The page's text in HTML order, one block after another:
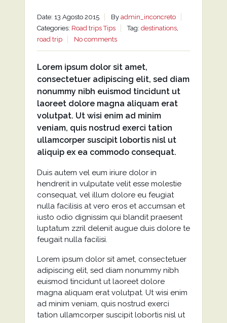
Date: 13 Agosto 2015 By admin_inconcreto
Categories: Road trips Tips Tag: destinations,
road trip
No comments
Lorem ipsum dolor sit amet,
consectetuer adipiscing elit, sed diam
nonummy nibh euismod tincidunt ut
laoreet dolore magna aliquam erat
volutpat. Ut wisi enim ad minim
veniam, quis nostrud exerci tation
ullamcorper suscipit lobortis nisl ut
aliquip ex ea commodo consequat.
Duis autem vel eum iriure dolor in
hendrerit in vulputate velit esse molestie
consequat, vel illum dolore eu feugiat
nulla facilisis at vero eros et accumsan et
iusto odio dignissim qui blandit praesent
luptatum zzril delenit augue duis dolore te
feugait nulla facilisi.
Lorem ipsum dolor sit amet, consectetuer
adipiscing elit, sed diam nonummy nibh
euismod tincidunt ut laoreet dolore
magna aliquam erat volutpat. Ut wisi enim
ad minim veniam, quis nostrud exerci
tation ullamcorper suscipit lobortis nisl ut